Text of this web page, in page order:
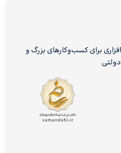
برای کسب‌وکارهای بزرگ و